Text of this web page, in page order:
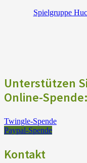
Spielgruppe
Unterstützen
Online-Spende:
Twingle-Spende
Paypal-Spende
Kontakt